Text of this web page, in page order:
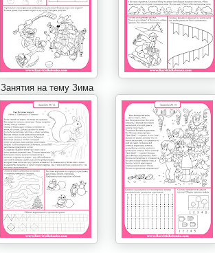
Занятия на тему Зима